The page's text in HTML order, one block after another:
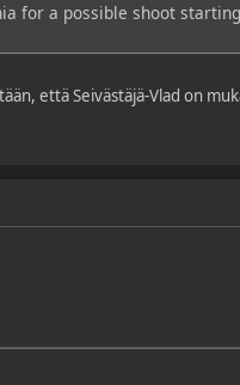
for a possible shoot
että Seivästäjä-Vlad on